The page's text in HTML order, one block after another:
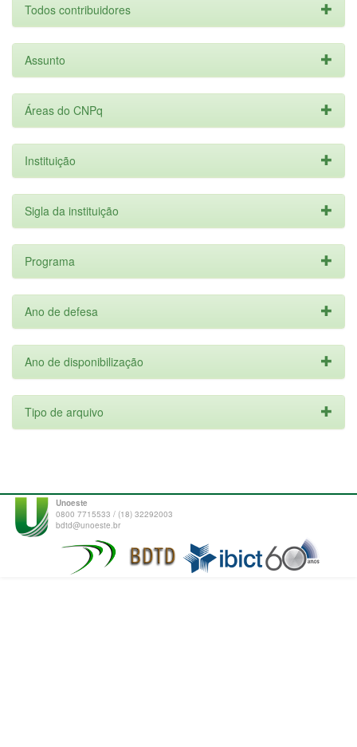
Todos contribuidores
Assunto
Áreas do CNPq
Instituição
Sigla da instituição
Programa
Ano de defesa
Ano de disponibilização
Tipo de arquivo
Unoeste
0800 7715533 / (18) 32292003
bdtd@unoeste.br